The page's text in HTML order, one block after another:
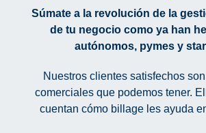
Súmate a la revolución de la
de tu negocio como ya han
autónomos, pymes y
Nuestros clientes satisfechos
comerciales que podemos tener.
cuentan cómo billage les ayuda